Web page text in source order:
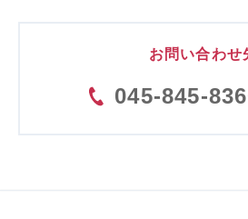
お問い合わせ
045-845-